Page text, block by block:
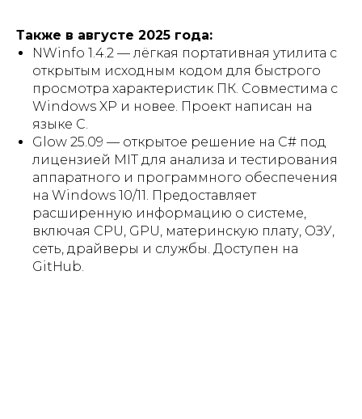
Также в августе 2025 года:
NWinfo 1.4.2 — лёгкая портативная утилита с
открытым исходным кодом для быстрого
просмотра характеристик ПК. Совместима с
Windows XP и новее. Проект написан на
языке C.
Glow 25.09 — открытое решение на C# под
лицензией MIT для анализа и тестирования
аппаратного и программного обеспечения
на Windows 10/11. Предоставляет
расширенную информацию о системе,
включая CPU, GPU, материнскую плату, ОЗУ,
сеть, драйверы и службы. Доступен на
GitHub.